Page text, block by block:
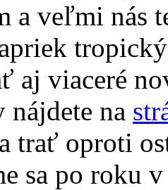
a veľmi nás
viaceré
nájdete na
trať oproti
sa po roku